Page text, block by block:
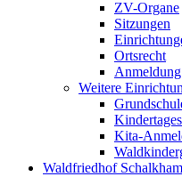
ZV-Organe
Sitzungen
Ortsrecht
Anmeldung
Weitere
Kita-
Waldfriedhof Schalkham